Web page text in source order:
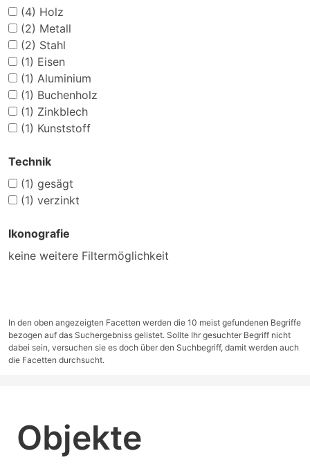
(4) Holz
(2) Metall
(2) Stahl
(1) Eisen
(1) Aluminium
(1) Buchenholz
(1) Zinkblech
(1) Kunststoff
Technik
(1) gesägt
(1) verzinkt
Ikonografie
keine weitere Filtermöglichkeit
In den oben angezeigten Facetten werden die 10 meist gefundenen Begriffe
bezogen auf das Suchergebniss gelistet. Sollte Ihr gesuchter Begriff nicht
dabei sein, versuchen sie es doch über den Suchbegriff, damit werden auch
die Facetten durchsucht.
Objekte